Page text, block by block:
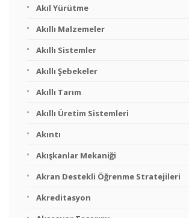
Akıl Yürütme
Akıllı Malzemeler
Akıllı Sistemler
Akıllı Şebekeler
Akıllı Tarım
Akıllı Üretim Sistemleri
Akıntı
Akışkanlar Mekaniği
Akran Destekli Öğrenme Stratejileri
Akreditasyon